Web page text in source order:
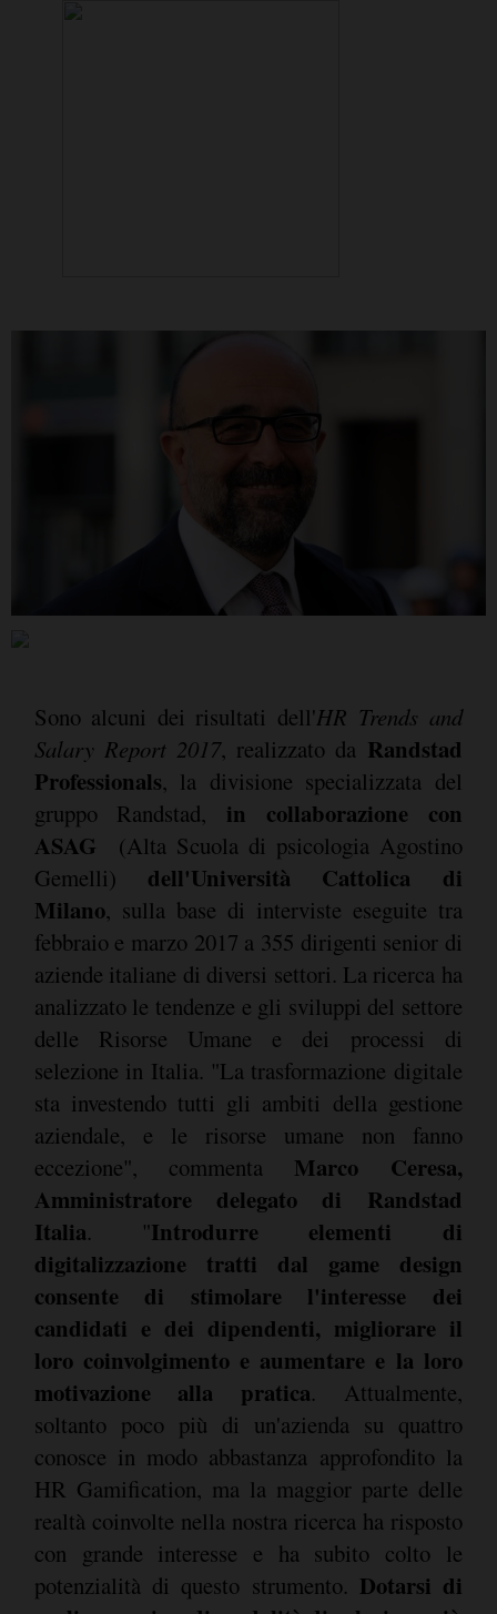
Sono alcuni dei risultati dell'HR Trends and
Salary Report 2017, realizzato da Randstad
Professionals, la divisione specializzata del
gruppo Randstad, in collaborazione con
ASAG (Alta Scuola di psicologia Agostino
Gemelli) dell'Università Cattolica di
Milano, sulla base di interviste eseguite tra
febbraio e marzo 2017 a 355 dirigenti senior di
aziende italiane di diversi settori. La ricerca ha
analizzato le tendenze e gli sviluppi del settore
delle Risorse Umane e dei processi di
selezione in Italia. "La trasformazione digitale
sta investendo tutti gli ambiti della gestione
aziendale, e le risorse umane non fanno
eccezione", commenta Marco Ceresa,
Amministratore delegato di Randstad
Italia. "Introdurre elementi di
digitalizzazione tratti dal game design
consente di stimolare l'interesse dei
candidati e dei dipendenti, migliorare il
loro coinvolgimento e aumentare e la loro
motivazione alla pratica. Attualmente,
soltanto poco più di un'azienda su quattro
conosce in modo abbastanza approfondito la
HR Gamification, ma la maggior parte delle
realtà coinvolte nella nostra ricerca ha risposto
con grande interesse e ha subito colto le
potenzialità di questo strumento. Dotarsi di